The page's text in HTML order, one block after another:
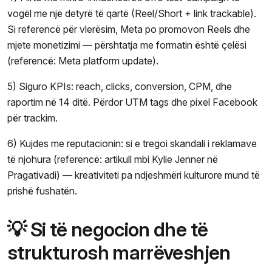
vogël me një detyrë të qartë (Reel/Short + link trackable).
Si referencë për vlerësim, Meta po promovon Reels dhe
mjete monetizimi — përshtatja me formatin është çelësi
(referencë: Meta platform update).
5) Siguro KPIs: reach, clicks, conversion, CPM, dhe
raportim në 14 ditë. Përdor UTM tags dhe pixel Facebook
për trackim.
6) Kujdes me reputacionin: si e tregoi skandali i reklamave
të njohura (referencë: artikull mbi Kylie Jenner në
Pragativadi) — kreativiteti pa ndjeshmëri kulturore mund të
prishë fushatën.
💡 Si të negocion dhe të
strukturosh marrëveshjen